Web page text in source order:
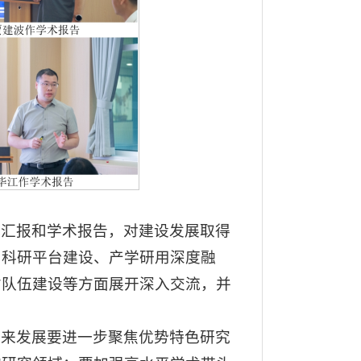
报和学术报告，对建设发展取得
研平台建设、产学研用深度融
伍建设等方面展开深入交流，并
发展要进一步聚焦优势特色研究